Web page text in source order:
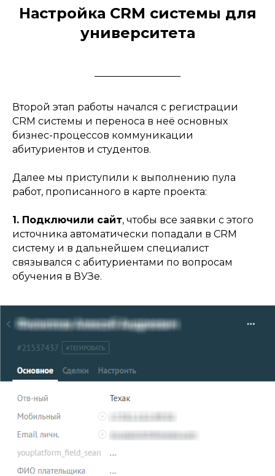
Настройка CRM системы для
университета
Второй этап работы начался с регистрации
CRM системы и переноса в неё основных
бизнес-процессов коммуникации
абитуриентов и студентов.
Далее мы приступили к выполнению пула
работ, прописанного в карте проекта:
1. Подключили сайт, чтобы все заявки с этого
источника автоматически попадали в CRM
систему и в дальнейшем специалист
связывался с абитуриентами по вопросам
обучения в ВУЗе.